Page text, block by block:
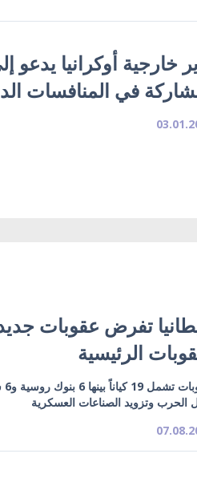
خارجية أوكرانيا
في المنافسات
تفرض عقوبات
الرئيسية
الحرب وتزويد الصناعات العسكرية